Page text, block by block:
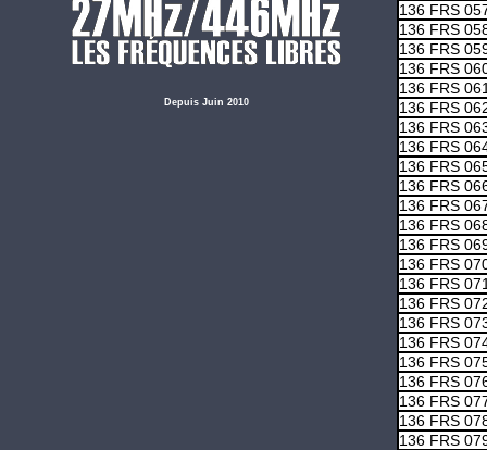
Depuis Juin 2010
136 FRS
136 FRS
136 FRS
136 FRS
136 FRS
136 FRS
136 FRS
136 FRS
136 FRS
136 FRS
136 FRS
136 FRS
136 FRS
136 FRS
136 FRS
136 FRS
136 FRS
136 FRS
136 FRS
136 FRS
136 FRS
136 FRS
136 FRS